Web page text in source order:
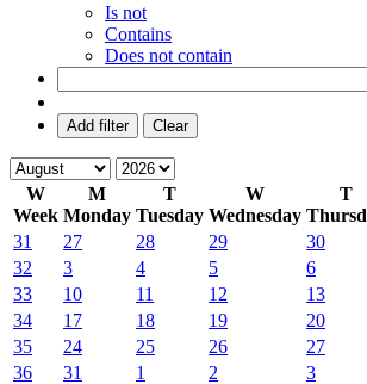
Is not
Contains
Does not contain
Add filter Clear
W
Week
M
Monday
T
Tuesday
W
Wednesday
T
31
27 28 29 30
32
3 4 5 6
33
10 11 12 13
34
17 18 19 20
35
24 25 26 27
36
31 1 2 3